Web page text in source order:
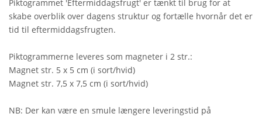
Piktogrammet 'Eftermiddagsfrugt' er tænkt til brug for at
skabe overblik over dagens struktur og fortælle hvornår det er
tid til eftermiddagsfrugten.
Piktogrammerne leveres som magneter i 2 str.:
Magnet str. 5 x 5 cm (i sort/hvid)
Magnet str. 7,5 x 7,5 cm (i sort/hvid)
NB: Der kan være en smule længere leveringstid på